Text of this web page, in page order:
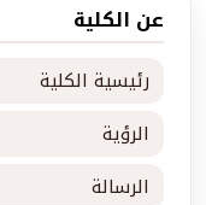
عن الكلية
رئيسية الكلية
الرؤية
الرسالة